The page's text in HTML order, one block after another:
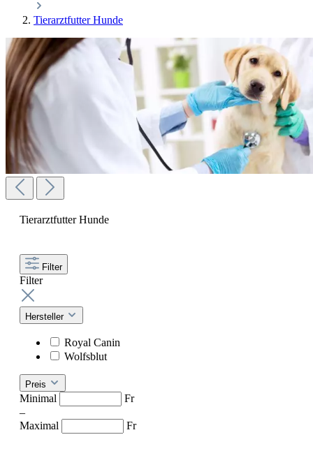
Tierarztfutter Hunde
Tierarztfutter Hunde
Filter
Filter
Hersteller
Royal Canin
Wolfsblut
Preis
Minimal
Fr
–
Maximal
Fr